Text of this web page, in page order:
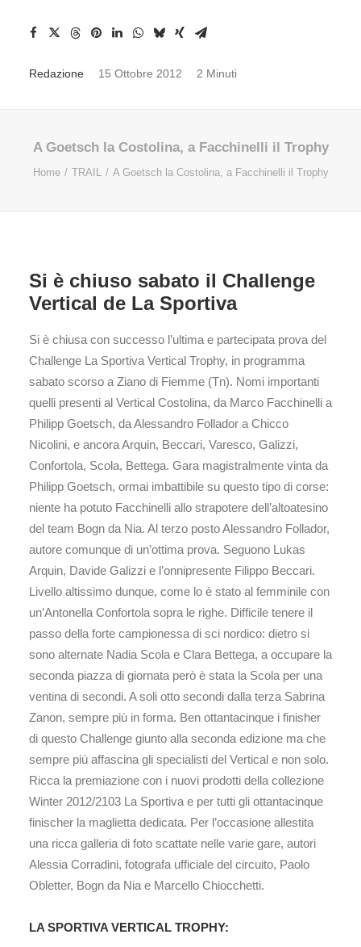
Redazione 15 Ottobre 2012 2 Minuti
A Goetsch la Costolina, a Facchinelli il Trophy
Home TRAIL A Goetsch la Costolina, a Facchinelli il Trophy
Si è chiuso sabato il Challenge
Vertical de La Sportiva
Si è chiusa con successo l’ultima e partecipata prova del
Challenge La Sportiva Vertical Trophy, in programma
sabato scorso a Ziano di Fiemme (Tn). Nomi importanti
quelli presenti al Vertical Costolina, da Marco Facchinelli a
Philipp Goetsch, da Alessandro Follador a Chicco
Nicolini, e ancora Arquin, Beccari, Varesco, Galizzi,
Confortola, Scola, Bettega. Gara magistralmente vinta da
Philipp Goetsch, ormai imbattibile su questo tipo di corse:
niente ha potuto Facchinelli allo strapotere dell’altoatesino
del team Bogn da Nia. Al terzo posto Alessandro Follador,
autore comunque di un’ottima prova. Seguono Lukas
Arquin, Davide Galizzi e l’onnipresente Filippo Beccari.
Livello altissimo dunque, come lo è stato al femminile con
un’Antonella Confortola sopra le righe. Difficile tenere il
passo della forte campionessa di sci nordico: dietro si
sono alternate Nadia Scola e Clara Bettega, a occupare la
seconda piazza di giornata però è stata la Scola per una
ventina di secondi. A soli otto secondi dalla terza Sabrina
Zanon, sempre più in forma. Ben ottantacinque i finisher
di questo Challenge giunto alla seconda edizione ma che
sempre più affascina gli specialisti del Vertical e non solo.
Ricca la premiazione con i nuovi prodotti della collezione
Winter 2012/2103 La Sportiva e per tutti gli ottantacinque
finischer la maglietta dedicata. Per l’occasione allestita
una ricca galleria di foto scattate nelle varie gare, autori
Alessia Corradini, fotografa ufficiale del circuito, Paolo
Obletter, Bogn da Nia e Marcello Chiocchetti.
LA SPORTIVA VERTICAL TROPHY: